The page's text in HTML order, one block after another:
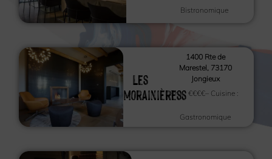
Bistronomique
Les
Morainièress
1400 Rte de
Marestel, 73170
Jongieux
Prix :€€€€– Cuisine :
Gastronomique